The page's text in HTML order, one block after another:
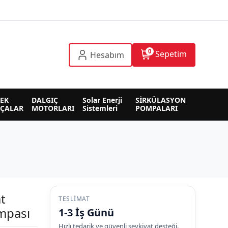
Hesabım 0 Sepetim
DALGIÇ
MOTORLARI
Solar Enerji
Sistemleri
SİRKÜLASYON
POMPALARI
TESLIMAT
1-3 İş Günü
Hızlı tedarik ve güvenli sevkiyat desteği.